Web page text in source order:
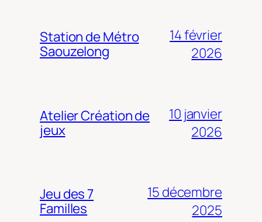
Station de Métro
Saouzelong
14 février
2026
Atelier Création de
jeux
10 janvier
2026
Jeu des 7
Familles
15 décembre
2025